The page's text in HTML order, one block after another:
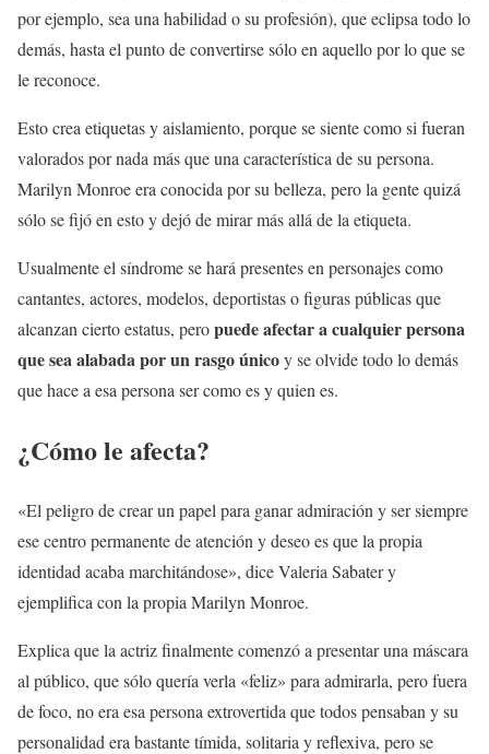
por ejemplo, sea una habilidad o su profesión), que eclipsa todo lo
demás, hasta el punto de convertirse sólo en aquello por lo que se
le reconoce.
Esto crea etiquetas y aislamiento, porque se siente como si fueran
valorados por nada más que una característica de su persona.
Marilyn Monroe era conocida por su belleza, pero la gente quizá
sólo se fijó en esto y dejó de mirar más allá de la etiqueta.
Usualmente el síndrome se hará presentes en personajes como
cantantes, actores, modelos, deportistas o figuras públicas que
alcanzan cierto estatus, peropuede afectar a cualquier persona
que sea alabada por un rasgo únicoy se olvide todo lo demás
que hace a esa persona ser como es y quien es.
¿Cómo le afecta?
«El peligro de crear un papel para ganar admiración y ser siempre
ese centro permanente de atención y deseo es que la propia
identidad acaba marchitándose», dice Valeria Sabater y
ejemplifica con la propia Marilyn Monroe.
Explica que la actriz finalmente comenzó a presentar una máscara
al público, que sólo quería verla «feliz» para admirarla, pero fuera
de foco, no era esa persona extrovertida que todos pensaban y su
personalidad era bastante tímida, solitaria y reflexiva, pero se